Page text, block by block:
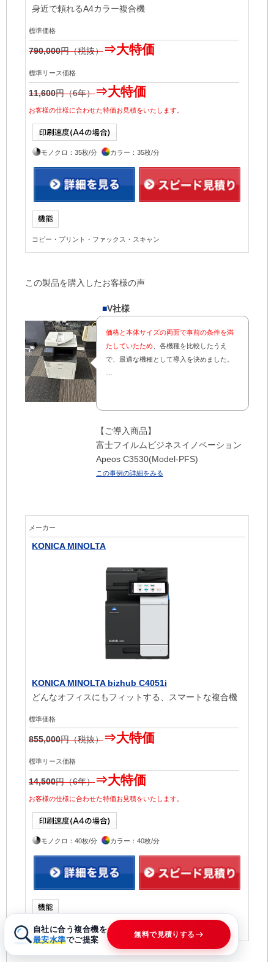
身近で頼れるA4カラー複合機
標準価格
790,000円（税抜）⇒大特価
標準リース価格
11,600円（6年）⇒大特価
お客様の仕様に合わせた特価お見積をいたします。
モノクロ：35枚/分 カラー：35枚/分
コピー・プリント・ファックス・スキャン
この製品を購入したお客様の声
■V社様
価格と本体サイズの両面で事前の条件を満
たしていたため 、各機種を比較したうえ
で、最適な機種として導入を決めました。
【ご導入商品】
富士フイルムビジネスイノベーション
Apeos C3530(Model-PFS)
この事例の詳細をみる
メーカー
KONICA MINOLTA
KONICA MINOLTA bizhub C4051i
どんなオフィスにもフィットする、スマートな複合機
標準価格
855,000円（税抜）⇒大特価
標準リース価格
14,500円（6年）⇒大特価
お客様の仕様に合わせた特価お見積をいたします。
モノクロ：40枚/分 カラー：40枚/分
コピー・プリント・ファックス・スキャン
自社に合う複合機を
最安水準でご提案
無料で見積りする